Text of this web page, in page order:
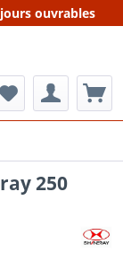
ouvrables
250